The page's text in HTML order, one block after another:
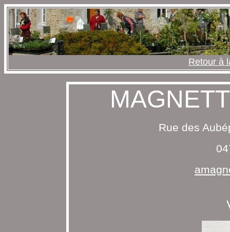
Retour à
Rue des